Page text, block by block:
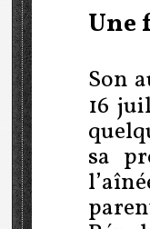
Une
Son
16
sa